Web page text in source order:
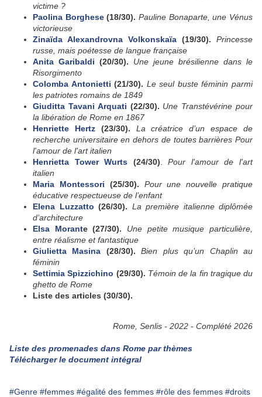
victime ?
Paolina Borghese(18/30).Pauline Bonaparte, une Vénus
victorieuse
Zinaïda Alexandrovna Volkonskaïa (19/30). Princesse
russe, mais poétesse de langue française
Anita Garibaldi (20/30). Une jeune brésilienne dans le
Risorgimento
Colomba Antonietti (21/30). Le seul buste féminin parmi
les patriotes romains de 1849
Giuditta Tavani Arquati (22/30). Une Transtévérine pour
la libération de Rome en 1867
Henriette Hertz(23/30). La créatrice d’un espace de
recherche universitaire en dehors de toutes barrières Pour
l'amour de l'art italien
Henrietta Tower Wurts
(24/30) .Pour l'amour de l'art
italien
Maria Montessori (25/30). Pour une nouvelle pratique
éducative respectueuse de l’enfant
Elena Luzzatto (26/30). La première italienne diplômée
d’architecture
Elsa Morante (27/30). Une petite musique particulière,
entre réalisme et fantastique
Giulietta Masina (28/30).Bien plus qu’un Chaplin au
féminin
Settimia Spizzichino (29/30). Témoin de la fin tragique du
ghetto de Rome
Liste des articles (30/30).
Rome, Senlis - 2022 - Complété 2026
Liste des promenades dans Rome par thèmes
Télécharger le document intégral
#Genre #femmes #égalité des femmes #rôle des femmes #droits